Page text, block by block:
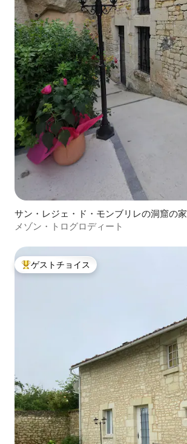
サン・レジェ・ド・モンブリレの洞窟の家
メゾン・トログロディート
大好評のゲストチョイスです。
ゲストチョイス